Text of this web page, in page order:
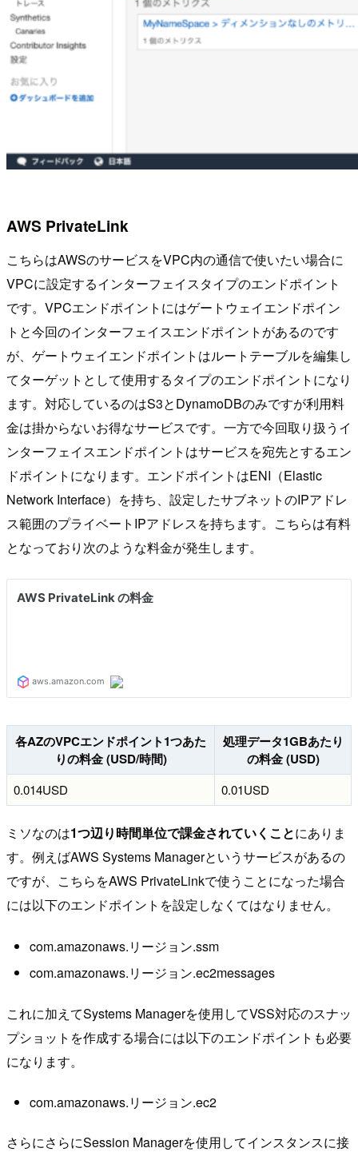
AWS PrivateLink
こちらはAWSのサービスをVPC内の通信で使いたい場合に
VPCに設定するインターフェイスタイプのエンドポイント
です。VPCエンドポイントにはゲートウェイエンドポイン
トと今回のインターフェイスエンドポイントがあるのです
が、ゲートウェイエンドポイントはルートテーブルを編集し
てターゲットとして使用するタイプのエンドポイントになり
ます。対応しているのはS3とDynamoDBのみですが利用料
金は掛からないお得なサービスです。一方で今回取り扱うイ
ンターフェイスエンドポイントはサービスを宛先とするエン
ドポイントになります。エンドポイントはENI（Elastic
Network Interface）を持ち、設定したサブネットのIPアドレ
ス範囲のプライベートIPアドレスを持ちます。こちらは有料
となっており次のような料金が発生します。
各AZのVPCエンドポイント1つあた
りの料金 (USD/時間)
処理データ1GBあたり
の料金 (USD)
0.014USD 0.01USD
ミソなのは1つ辺り時間単位で課金されていくことにありま
す。例えばAWS Systems Managerというサービスがあるの
ですが、こちらをAWS PrivateLinkで使うことになった場合
には以下のエンドポイントを設定しなくてはなりません。
com.amazonaws.リージョン.ssm
com.amazonaws.リージョン.ec2messages
これに加えてSystems Managerを使用してVSS対応のスナッ
プショットを作成する場合には以下のエンドポイントも必要
になります。
com.amazonaws.リージョン.ec2
さらにさらにSession Managerを使用してインスタンスに接